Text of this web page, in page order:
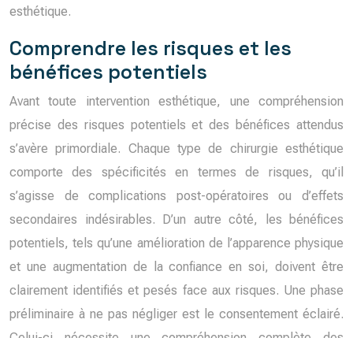
esthétique.
Comprendre les risques et les
bénéfices potentiels
Avant toute intervention esthétique, une compréhension
précise des risques potentiels et des bénéfices attendus
s’avère primordiale. Chaque type de chirurgie esthétique
comporte des spécificités en termes de risques, qu’il
s’agisse de complications post-opératoires ou d’effets
secondaires indésirables. D’un autre côté, les bénéfices
potentiels, tels qu’une amélioration de l’apparence physique
et une augmentation de la confiance en soi, doivent être
clairement identifiés et pesés face aux risques. Une phase
préliminaire à ne pas négliger est le consentement éclairé.